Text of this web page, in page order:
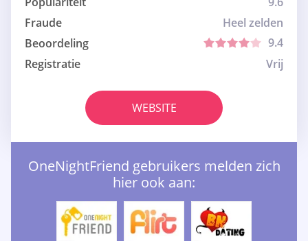
Fraude
Heel zelden
Beoordeling
9.4
Registratie
Vrij
WEBSITE
OneNightFriend gebruikers melden zich
hier ook aan: